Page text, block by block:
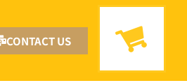
CONTACT US